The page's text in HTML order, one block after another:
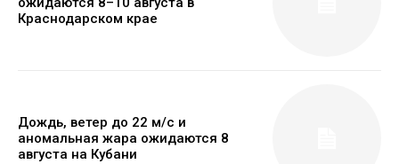
Краснодарском крае
Дождь, ветер до 22 м/с и
аномальная жара ожидаются 8
августа на Кубани